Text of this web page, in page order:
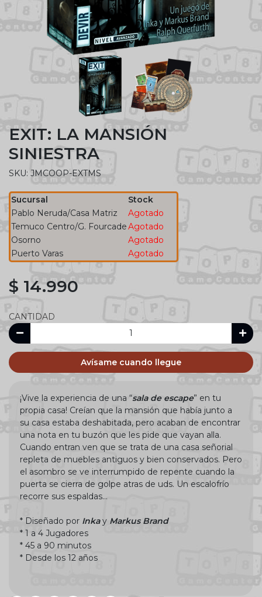
EXIT: LA MANSIÓN
SINIESTRA
SKU: JMCOOP-EXTMS
Sucursal
Stock
Pablo Neruda/Casa Matriz
Agotado
Temuco Centro/G. FourcadeAgotado
Osorno
Agotado
Puerto Varas
Agotado
$ 14.990
CANTIDAD
Avísame cuando llegue
¡Vive la experiencia de una “sala de escape” en tu
propia casa! Creían que la mansión que había junto a
su casa estaba deshabitada, pero acaban de encontrar
una nota en tu buzón que les pide que vayan alla.
Cuando entran ven que se trata de una casa señorial
repleta de muebles antiguos y bien conservados. Pero
el asombro se ve interrumpido de repente cuando la
puerta se cierra de golpe atras de uds. Un escalofrío
recorre sus espaldas…
* Diseñado por Inkay Markus Brand
* 1 a 4 Jugadores
* 45 a 90 minutos
* Desde los 12 años